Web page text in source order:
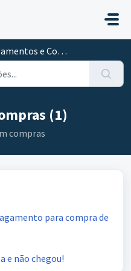
e Compras
(1)
compras
para compra de
e não chegou!